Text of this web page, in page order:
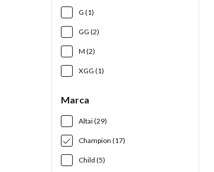
G (1)
GG (2)
M (2)
XGG (1)
Marca
Altai (29)
Champion (17)
Child (5)